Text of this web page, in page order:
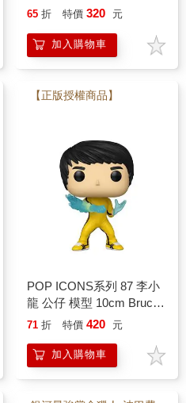
公仔 擺飾 庫柏力克熊 積
65 折 特價 320 元
加入購物車
【正版授權商品】
POP ICONS系列 87 李小
龍 公仔 模型 10cm Bruce
Lee 電影系列 Funko
71 折 特價 420 元
加入購物車